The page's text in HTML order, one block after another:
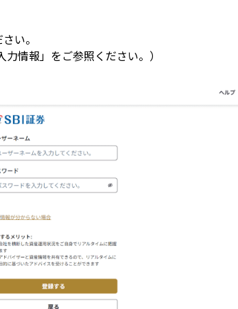
い。
情報」をご参照ください。）